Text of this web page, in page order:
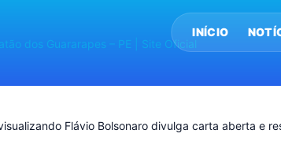
INÍCIO